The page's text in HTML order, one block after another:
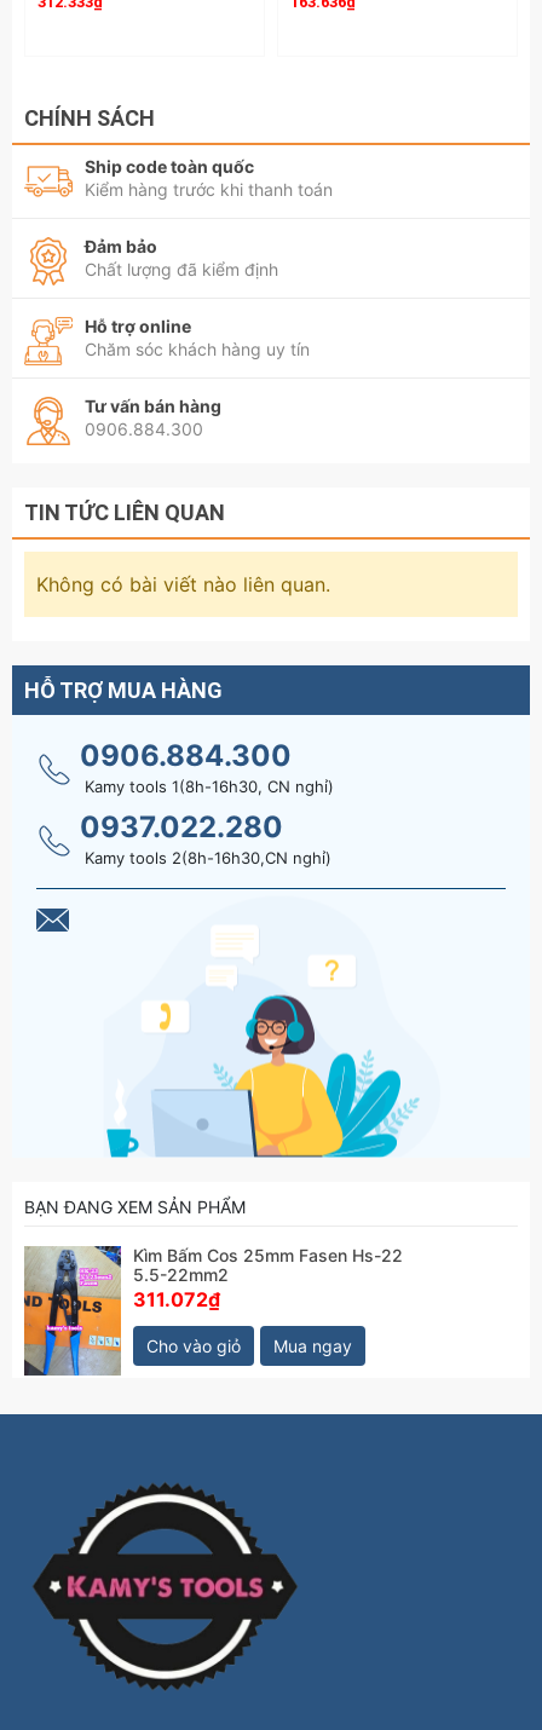
CHÍNH SÁCH
Ship code toàn quốc
Kiểm hàng trước khi thanh toán
Đảm bảo
Chất lượng đã kiểm định
Hỗ trợ online
Chăm sóc khách hàng uy tín
Tư vấn bán hàng
0906.884.300
TIN TỨC LIÊN QUAN
Không có bài viết nào liên quan.
HỖ TRỢ MUA HÀNG
0906.884.300
Kamy tools 1(8h-16h30, CN nghỉ)
0937.022.280
Kamy tools 2(8h-16h30,CN nghỉ)
BẠN ĐANG XEM SẢN PHẨM
Kìm Bấm Cos 25mm Fasen Hs-22
5.5-22mm2
311.072₫
Cho vào giỏ Mua ngay